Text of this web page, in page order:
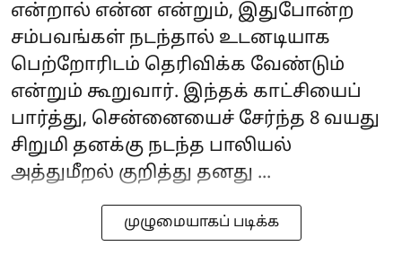
என்றால் என்ன என்றும், இதுபோன்ற
சம்பவங்கள் நடந்தால் உடனடியாக
பெற்றோரிடம் தெரிவிக்க வேண்டும்
என்றும் கூறுவார். இந்தக் காட்சியைப்
பார்த்து, சென்னையைச் சேர்ந்த 8 வயது
சிறுமி தனக்கு நடந்த பாலியல்
அத்துமீறல் குறித்து தனது ...
முழுமையாகப் படிக்க